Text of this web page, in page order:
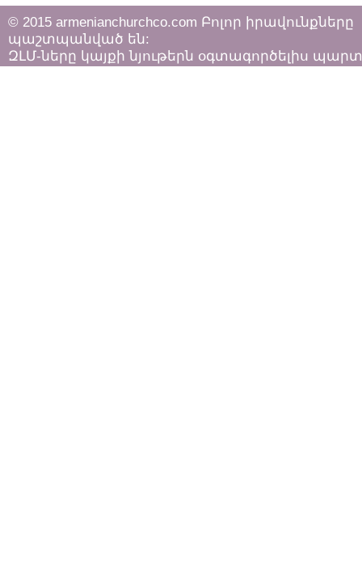
© 2015 armenianchurchco.com Բոլոր իրավունքները
պաշտպանված են:
ԶԼՄ-ները կայքի նյութերն օգտագործելիս